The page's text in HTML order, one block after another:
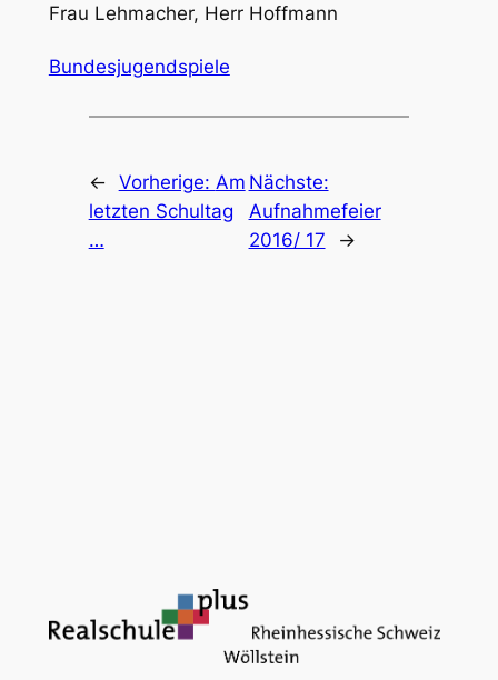
Frau Lehmacher, Herr Hoffmann
Bundesjugendspiele
← Vorherige: Am
letzten Schultag
…
Nächste:
Aufnahmefeier
2016/ 17
→